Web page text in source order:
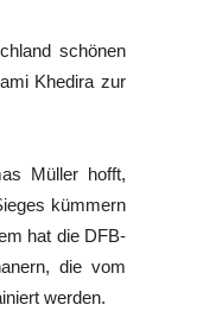
schönen
Khedira zur
Müller hofft,
kümmern
hat die DFB-
die vom
werden.